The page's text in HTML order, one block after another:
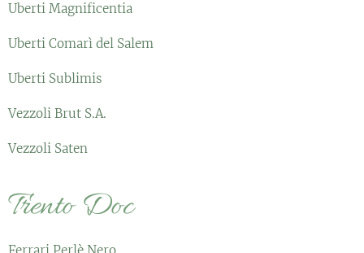
Uberti Magnificentia
Uberti Comarì del Salem
Uberti Sublimis
Vezzoli Brut S.A.
Vezzoli Saten
Trento Doc